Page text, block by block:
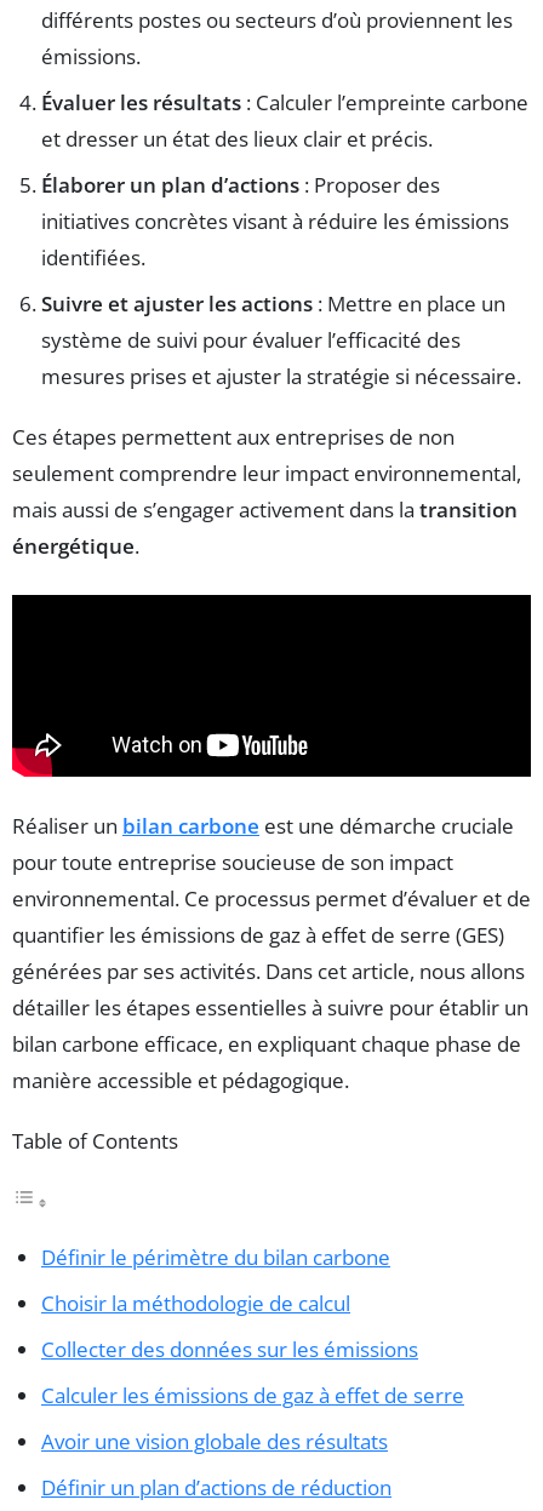
différents postes ou secteurs d’où proviennent les
émissions.
Évaluer les résultats : Calculer l’empreinte carbone
et dresser un état des lieux clair et précis.
Élaborer un plan d’actions : Proposer des
initiatives concrètes visant à réduire les émissions
identifiées.
Suivre et ajuster les actions : Mettre en place un
système de suivi pour évaluer l’efficacité des
mesures prises et ajuster la stratégie si nécessaire.
Ces étapes permettent aux entreprises de non
seulement comprendre leur impact environnemental,
mais aussi de s’engager activement dans la transition
énergétique.
Réaliser un bilan carbone est une démarche cruciale
pour toute entreprise soucieuse de son impact
environnemental. Ce processus permet d’évaluer et de
quantifier les émissions de gaz à effet de serre (GES)
générées par ses activités. Dans cet article, nous allons
détailler les étapes essentielles à suivre pour établir un
bilan carbone efficace, en expliquant chaque phase de
manière accessible et pédagogique.
Table of Contents
Définir le périmètre du bilan carbone
Choisir la méthodologie de calcul
Collecter des données sur les émissions
Calculer les émissions de gaz à effet de serre
Avoir une vision globale des résultats
Définir un plan d’actions de réduction